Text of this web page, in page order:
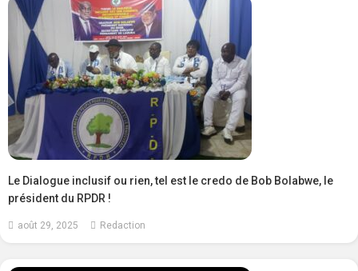
Le Dialogue inclusif ou rien, tel est le credo de Bob Bolabwe, le
président du RPDR !
août 29, 2025 Redaction